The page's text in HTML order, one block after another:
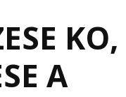
KO,
A